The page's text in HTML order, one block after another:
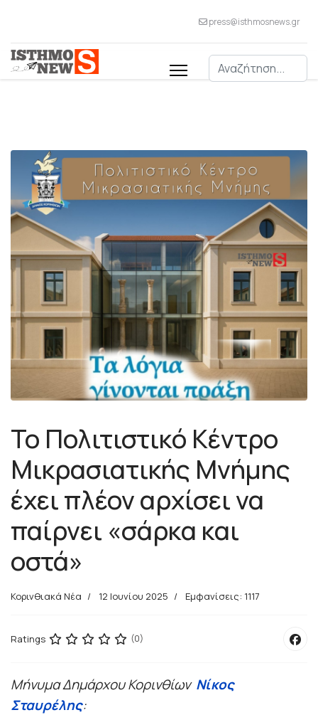
press@isthmosnews.gr
Αναζήτηση
Το Πολιτιστικό Κέντρο
Μικρασιατικής Μνήμης
έχει πλέον αρχίσει να
παίρνει «σάρκα και
οστά»
Κορινθιακά Νέα 12 Ιουνίου 2025 Εμφανίσεις: 1117
Ratings (0)
Μήνυμα Δημάρχου Κορινθίων Νίκος
Σταυρέλης: